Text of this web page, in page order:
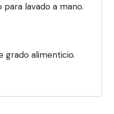
lavado a mano.
grado alimenticio.